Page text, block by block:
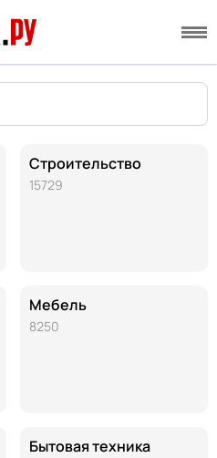
Строительство
15729
Мебель
8250
Бытовая техника